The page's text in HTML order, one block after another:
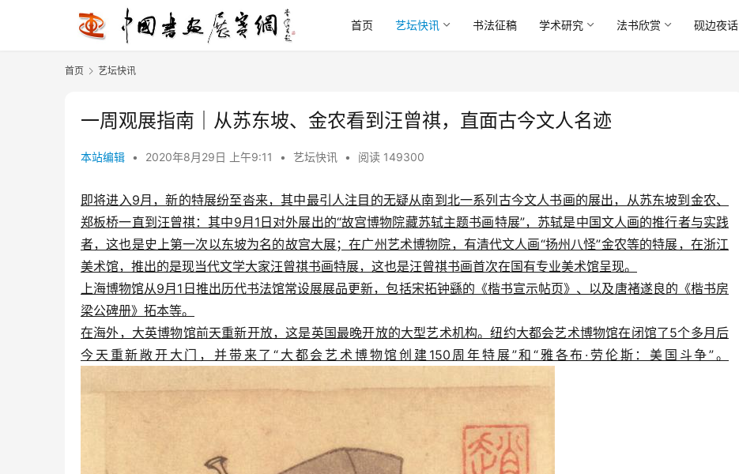
首页 艺坛快讯 书法征稿 学术研究 法书欣赏 砚边夜话
首页 艺坛快讯
一周观展指南｜从苏东坡、金农看到汪曾祺，直面古今文人名迹
本站编辑 • 2020年8月29日 上午9:11 • 艺坛快讯 • 阅读 149300
即将进入9月，新的特展纷至沓来，其中最引人注目的无疑从南到北一系列古今文人书画的展出，从苏东坡到金农、
郑板桥一直到汪曾祺：其中9月1日对外展出的“故宫博物院藏苏轼主题书画特展”，苏轼是中国文人画的推行者与实践
者，这也是史上第一次以东坡为名的故宫大展；在广州艺术博物院，有清代文人画“扬州八怪”金农等的特展，在浙江
美术馆，推出的是现当代文学大家汪曾祺书画特展，这也是汪曾祺书画首次在国有专业美术馆呈现。
上海博物馆从9月1日推出历代书法馆常设展展品更新，包括宋拓钟繇的《楷书宣示帖页》、以及唐褚遂良的《楷书房
梁公碑册》拓本等。
在海外，大英博物馆前天重新开放，这是英国最晚开放的大型艺术机构。纽约大都会艺术博物馆在闭馆了5个多月后
今天重新敞开大门，并带来了“大都会艺术博物馆创建150周年特展”和“雅各布·劳伦斯：美国斗争”。